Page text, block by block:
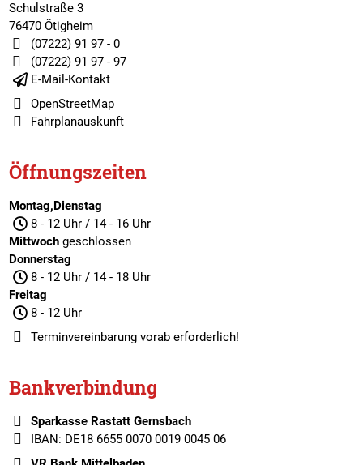
Schulstraße 3
76470 Ötigheim
(07222) 91 97 - 0
(07222) 91 97 - 97
E-Mail-Kontakt
OpenStreetMap
Fahrplanauskunft
Öffnungszeiten
Montag,Dienstag
8 - 12 Uhr / 14 - 16 Uhr
Mittwochgeschlossen
Donnerstag
8 - 12 Uhr / 14 - 18 Uhr
Freitag
8 - 12 Uhr
Terminvereinbarungvorab erforderlich!
Bankverbindung
Sparkasse Rastatt Gernsbach
IBAN: DE18 6655 0070 0019 0045 06